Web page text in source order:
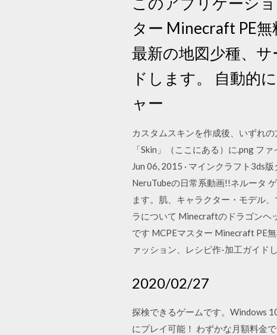
ター Minecraft PE
最新の地図少種、
ドします。 自動的
ャー
カスタムスキンを作成後、いずれ
「Skin」（ここにある）に.png フ
Jun 06, 2015 · マインクラフト3ds
NeruTubeの日常系動画!!ネルータ
ます。肌、キャラクター・モデル
ラについて Minecraftのドラゴンヘ
です MCPEマスター Minecraft PE
ァッション、レシピ作-加工ガイド
2020/02/27
探検できるゲームです。Windows
にプレイ可能！ わずかな月額料金